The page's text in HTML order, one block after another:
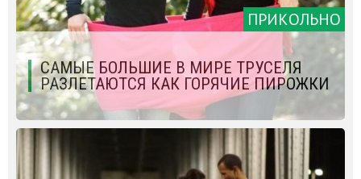
ПРИКОЛЬНО
САМЫЕ БОЛЬШИЕ В МИРЕ ТРУСЕЛЯ
РАЗЛЕТАЮТСЯ КАК ГОРЯЧИЕ ПИРОЖКИ